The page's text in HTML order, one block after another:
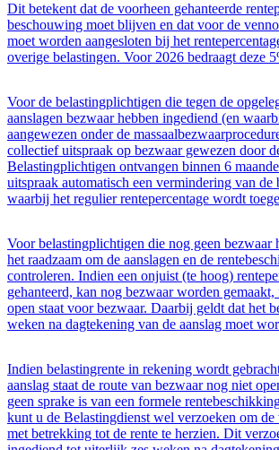
Dit betekent dat de voorheen gehanteerde
beschouwing moet blijven en dat voor de
moet worden aangesloten bij het
overige belastingen. Voor 2026 bedraagt deze
Voor de belastingplichtigen die tegen de
aanslagen bezwaar hebben ingediend (en
aangewezen onder de
collectief uitspraak op bezwaar gewezen door
Belastingplichtigen ontvangen binnen 6
uitspraak automatisch een vermindering van de
waarbij het regulier rentepercentage wordt
Voor belastingplichtigen die nog geen bezwaar
het raadzaam om de aanslagen en de
controleren. Indien een onjuist (te hoog)
gehanteerd, kan nog bezwaar worden gemaakt,
open staat voor bezwaar. Daarbij geldt dat het
weken na dagtekening van de aanslag moet
Indien belastingrente in rekening wordt
aanslag staat de route van bezwaar nog niet
geen sprake is van een formele
kunt u de Belastingdienst wel verzoeken om
met betrekking tot de rente te herzien. Dit